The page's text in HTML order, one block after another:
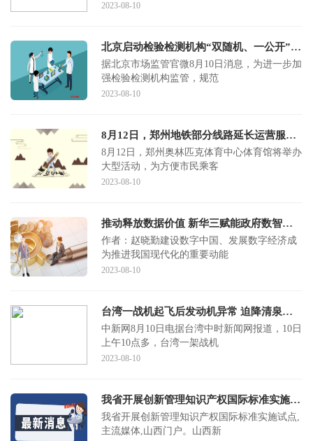
2023-08-10
北京启动检验检测机构“双随机、一公开”监督抽查，机动车检验等9个领域系重点
据北京市场监管官微8月10日消息，为进一步加
强检验检测机构监管，规范
2023-08-10
8月12日，郑州地铁部分线路延长运营服务时间
8月12日，郑州奥林匹克体育中心体育馆将举办
大型活动，为方便市民乘客
2023-08-10
推动释放数据价值 新华三赋能政府数智化转型
作者：赵晓勤建设数字中国、发展数字经济成
为推进我国现代化的重要动能
2023-08-10
台湾一战机起飞后发动机异常 迫降清泉岗空军基地
中新网8月10日电据台湾中时新闻网报道，10日
上午10点多，台湾一架战机
2023-08-10
我省开展创新管理知识产权国际标准实施试点
我省开展创新管理知识产权国际标准实施试点,
主流媒体,山西门户。山西新